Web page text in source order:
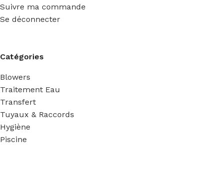
Suivre ma commande
Se déconnecter
Catégories
Blowers
Traitement Eau
Transfert
Tuyaux & Raccords
Hygiène
Piscine